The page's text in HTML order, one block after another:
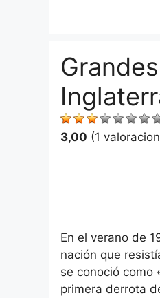
3,00 (1
En el verano de
nación que
se conoció como
primera derrota